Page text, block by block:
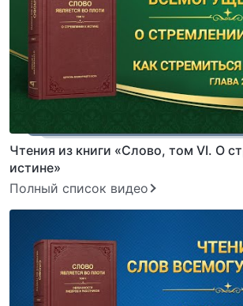
Чтения из книги «Слово, том VI. О
истине»
Полный список видео